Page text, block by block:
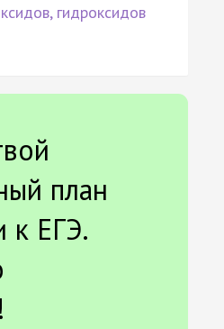
гидроксидов
план
к ЕГЭ.